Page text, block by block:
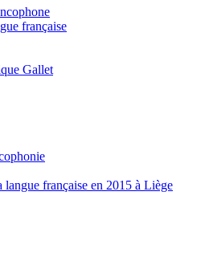
française
Gallet
française en 2015 à Liège